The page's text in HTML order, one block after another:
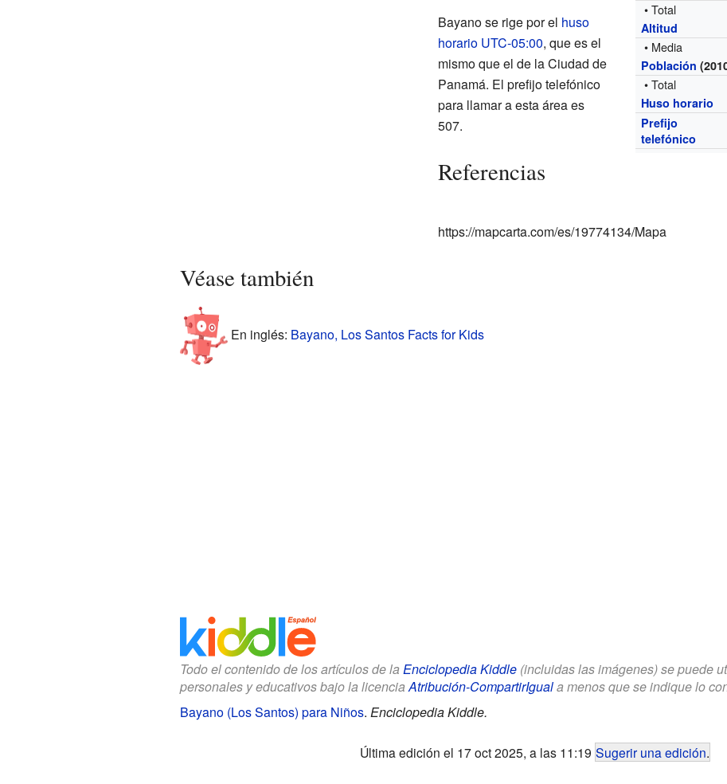
• Total
Altitud
• Media
Población
• Total
Huso horario
Prefijo
telefónico
Bayano se rige por el huso
horario UTC-05:00, que es el
mismo que el de la Ciudad de
Panamá. El prefijo telefónico
para llamar a esta área es
507.
Referencias
https://mapcarta.com/es/19774134/Mapa
Véase también
En inglés: Bayano, Los Santos Facts for Kids
Todo el contenido de los artículos de la Enciclopedia Kiddle(incluidas las imágenes) se puede
personales y educativos bajo la licenciaAtribución-CompartirIguala menos que se indique lo
Bayano (Los Santos) para Niños. Enciclopedia Kiddle.
Última edición el 17 oct 2025, a las 11:19 Sugerir una edición.